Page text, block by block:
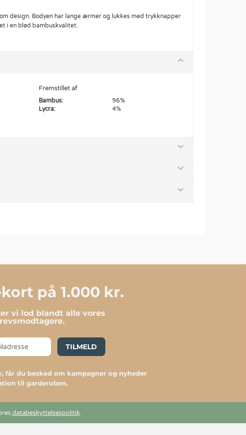
design. Bodyen har lange ærmer og lukkes med trykknapper
i en blød bambuskvalitet.
Fremstillet af
Bambus:
96%
Lycra:
4%
på 1.000 kr.
vi lod blandt alle vores
TILMELD
får du besked om kampagner og nyheder
til garderoben.
databeskyttelsespolitik.